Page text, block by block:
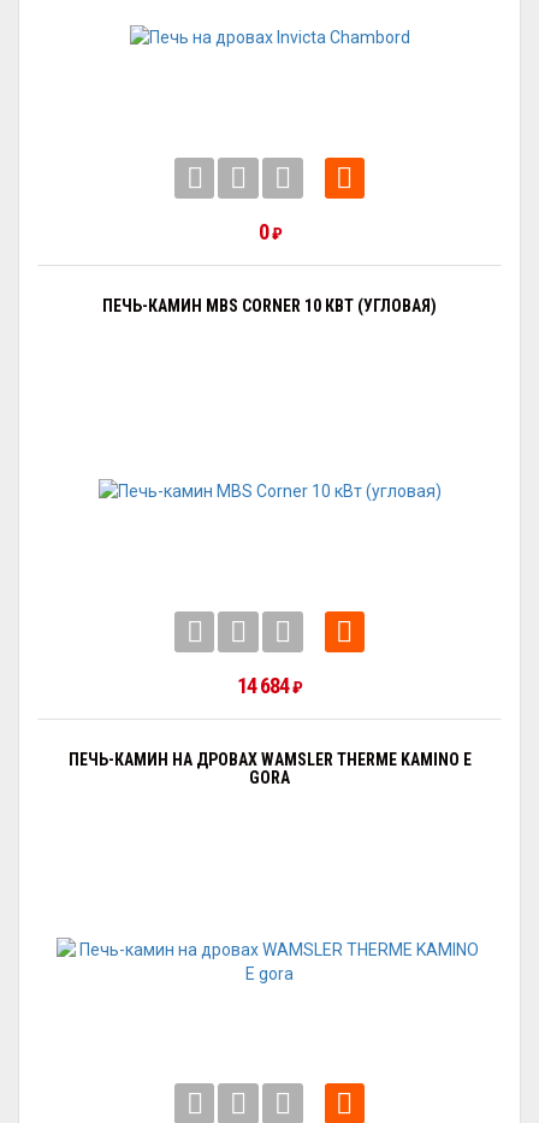
0₽
ПЕЧЬ-КАМИН MBS CORNER 10 КВТ (УГЛОВАЯ)
14 684₽
ПЕЧЬ-КАМИН НА ДРОВАХ WAMSLER THERME KAMINO E
GORA